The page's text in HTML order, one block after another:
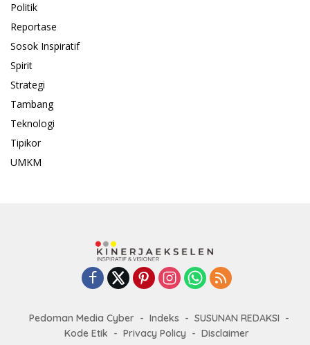
Politik
Reportase
Sosok Inspiratif
Spirit
Strategi
Tambang
Teknologi
Tipikor
UMKM
Pedoman Media Cyber Indeks
SUSUNAN REDAKSI
Kode Etik
Privacy Policy Disclaimer